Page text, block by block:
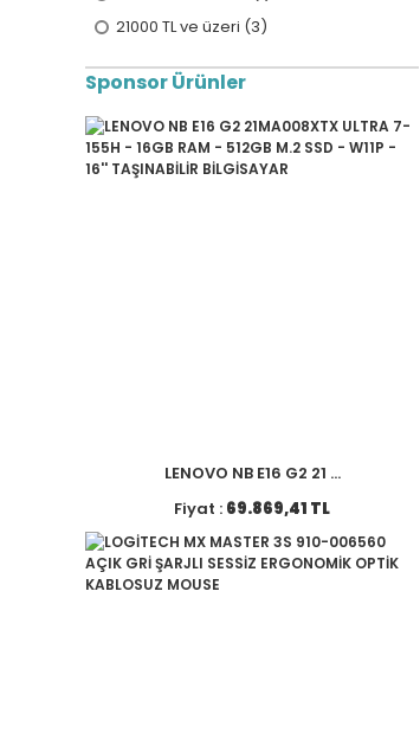
21000 TL ve üzeri (3)
Sponsor Ürünler
LENOVO NB E16 G2 21 ...
Fiyat : 69.869,41 TL